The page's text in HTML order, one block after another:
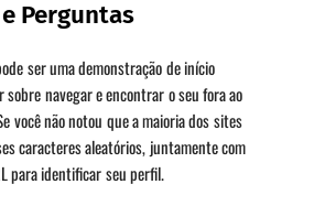
Perguntas
ser uma demonstração de início
navegar e encontrar o seu fora ao
você não notou que a maioria dos sites
caracteres aleatórios, juntamente com
para identificar seu perfil.